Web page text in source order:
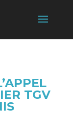
TGV